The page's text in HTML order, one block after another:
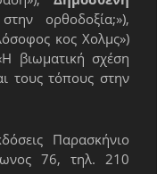
ορθοδοξία;»),
κος Χολμς»)
βιωματική σχέση
τους τόπους στην
Παρασκήνιο
76, τηλ. 210